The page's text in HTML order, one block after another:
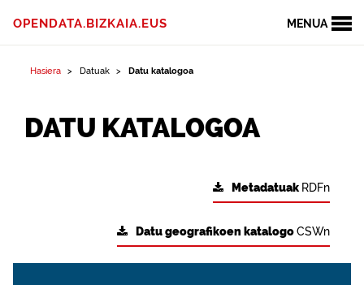
MENUA
OPENDATA.BIZKAIA.EUS
Hasiera Datuak Datu katalogoa
DATU KATALOGOA
Metadatuak RDFn
Datu geografikoen katalogoCSWn